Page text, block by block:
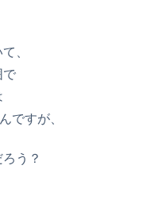
、
で
ですが、
う？